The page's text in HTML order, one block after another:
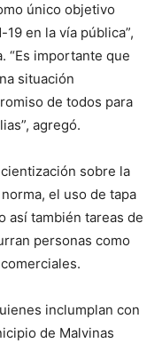
único objetivo
en la vía pública”,
“Es importante que
situación
de todos para
agregó.
sobre la
el uso de tapa
así también tareas de
personas como
inclumplan con
de Malvinas